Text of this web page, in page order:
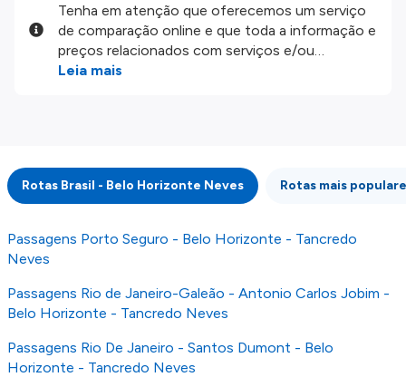
Tenha em atenção que oferecemos um serviço
de comparação online e que toda a informação e
preços relacionados com serviços e/ou
produtos disponíveis no nosso website são
integridade ou pela precisão da informação
publicada, por isso verifique com atenção todas
as condições no website do parceiro antes de
fazer uma reserva. Para mais detalhes verifique
os nossos Termos e Condições.
Leia mais
Rotas Brasil - Belo Horizonte Neves Rotas mais
Passagens Porto Seguro - Belo Horizonte - Tancredo
Neves
Passagens Rio de Janeiro-Galeão - Antonio Carlos Jobim -
Belo Horizonte - Tancredo Neves
Passagens Rio De Janeiro - Santos Dumont - Belo
Horizonte - Tancredo Neves